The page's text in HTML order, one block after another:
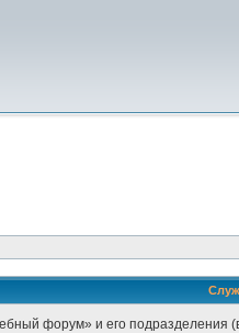
форум» и его